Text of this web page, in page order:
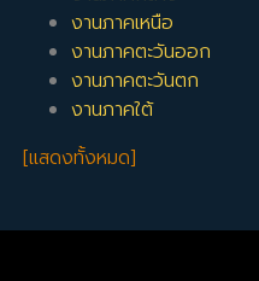
งานภาคเหนือ
งานภาคตะวันออก
งานภาคตะวันตก
งานภาคใต้
[แสดงทั้งหมด]